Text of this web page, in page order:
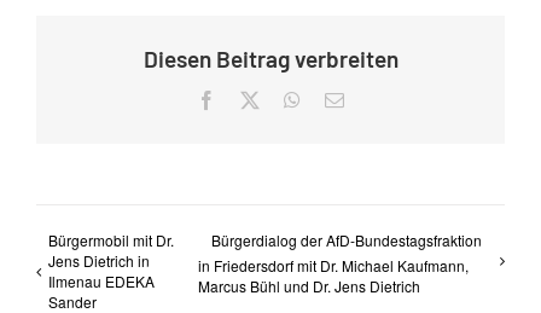
Diesen Beitrag verbreiten
Facebook WhatsApp
E-
Bürgermobil mit Dr.
Jens Dietrich in
Ilmenau EDEKA
Sander
Bürgerdialog der AfD-Bundestagsfraktion
in Friedersdorf mit Dr. Michael Kaufmann,
Marcus Bühl und Dr. Jens Dietrich